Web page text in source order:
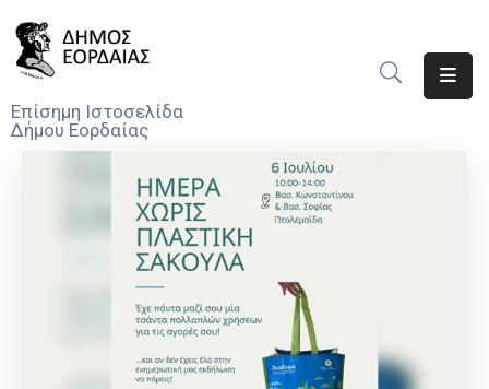
Επίσημη Ιστοσελίδα
Δήμου Εορδαίας